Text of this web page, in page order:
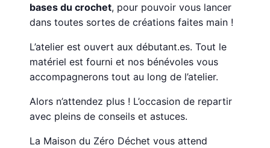
bases du crochet, pour pouvoir vous lancer
dans toutes sortes de créations faites main !
L’atelier est ouvert aux débutant.es. Tout le
matériel est fourni et nos bénévoles vous
accompagnerons tout au long de l’atelier.
Alors n’attendez plus ! L’occasion de repartir
avec pleins de conseils et astuces.
La Maison du Zéro Déchet vous attend